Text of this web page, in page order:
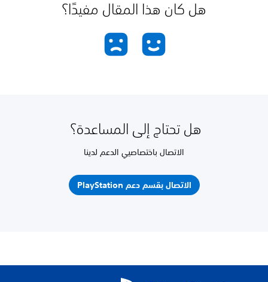
هل كان هذا المقال مفيدًا؟
هل تحتاج إلى المساعدة؟
الاتصال باختصاصيي الدعم لدينا
الاتصال بقسم دعم PlayStation